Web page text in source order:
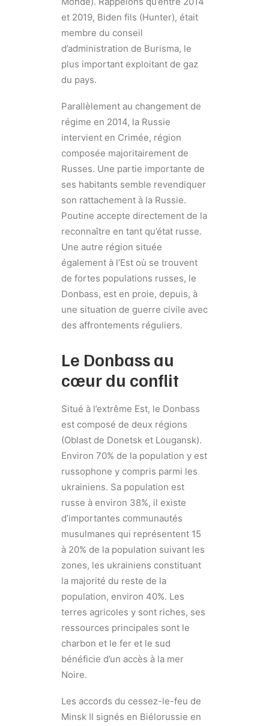
et 2019, Biden fils (Hunter), était
membre du conseil
d’administration de Burisma, le
plus important exploitant de gaz
du pays.
Parallèlement au changement de
régime en 2014, la Russie
intervient en Crimée, région
composée majoritairement de
Russes. Une partie importante de
ses habitants semble revendiquer
son rattachement à la Russie.
Poutine accepte directement de la
reconnaître en tant qu’état russe.
Une autre région située
également à l’Est où se trouvent
de fortes populations russes, le
Donbass, est en proie, depuis, à
une situation de guerre civile avec
des affrontements réguliers.
Le Donbass au
cœur du conflit
Situé à l’extrême Est, le Donbass
est composé de deux régions
(Oblast de Donetsk et Lougansk).
Environ 70% de la population y est
russophone y compris parmi les
ukrainiens. Sa population est
russe à environ 38%, il existe
d’importantes communautés
musulmanes qui représentent 15
à 20% de la population suivant les
zones, les ukrainiens constituant
la majorité du reste de la
population, environ 40%. Les
terres agricoles y sont riches, ses
ressources principales sont le
charbon et le fer et le sud
bénéficie d’un accès à la mer
Noire.
Les accords du cessez-le-feu de
Minsk II signés en Biélorussie en